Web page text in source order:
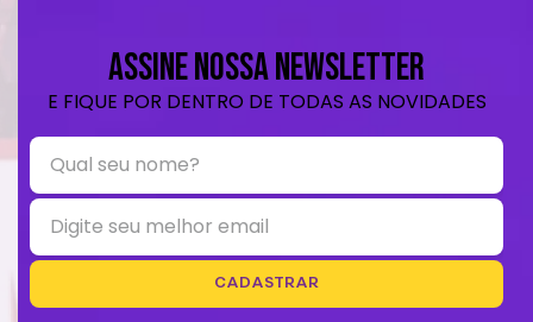
ASSINE NOSSA NEWSLETTER
E FIQUE POR DENTRO DE TODAS AS NOVIDADES
CADASTRAR